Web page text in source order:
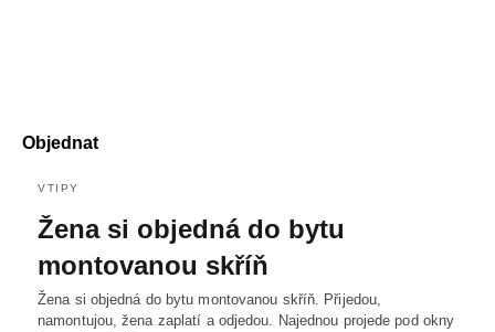
Objednat
VTIPY
Žena si objedná do bytu
montovanou skříň
Žena si objedná do bytu montovanou skříň. Přijedou,
namontujou, žena zaplatí a odjedou. Najednou projede pod okny